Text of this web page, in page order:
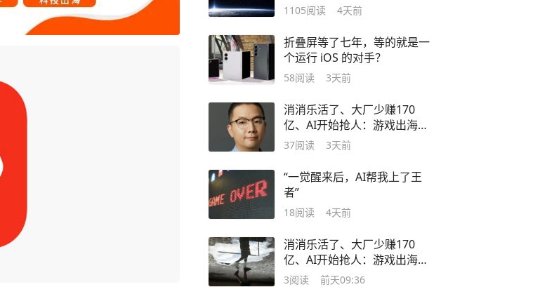
具身大脑
1105阅读 4天前
折叠屏等了七年，等的就是一
个运行 iOS 的对手？
58阅读 3天前
消消乐活了、大厂少赚170
亿、AI开始抢人：游戏出海赛
道正在发生的无声变局
37阅读 3天前
“一觉醒来后，AI帮我上了王
者”
18阅读 4天前
消消乐活了、大厂少赚170
亿、AI开始抢人：游戏出海赛
道正在发生的无声变局
3阅读 前天09:36